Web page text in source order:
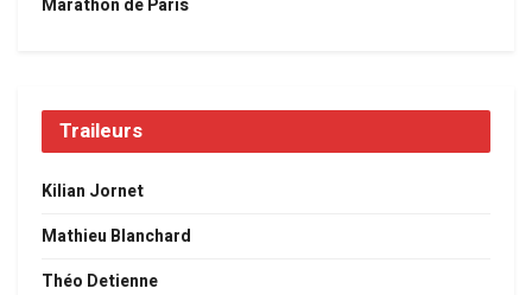
Traileurs
Kilian Jornet
Mathieu Blanchard
Théo Detienne